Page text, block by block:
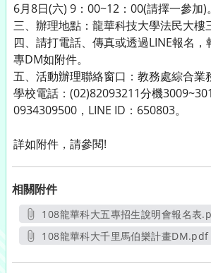
6月8日(六) 9：00~12：00(請擇一參加)。
三、辦理地點：龍華科技大學法民大樓
四、請打電話、傳真或透過LINE報名
專DM如附件。
五、活動辦理聯絡窗口：教務處綜合業
學校電話：(02)82093211分機
0934309500，LINE ID：650803。
詳如附件，請參閱!
相關附件
108龍華科大五專招生說明會報名表
另開新視窗
108龍華科大千里馬伯樂計畫DM.pdf